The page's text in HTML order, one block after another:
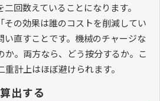
回数えていることになります。
その効果は誰のコストを削減してい
い直すことです。機械のチャージな
か。両方なら、どう按分するか。こ
計上はほぼ避けられます。
出する